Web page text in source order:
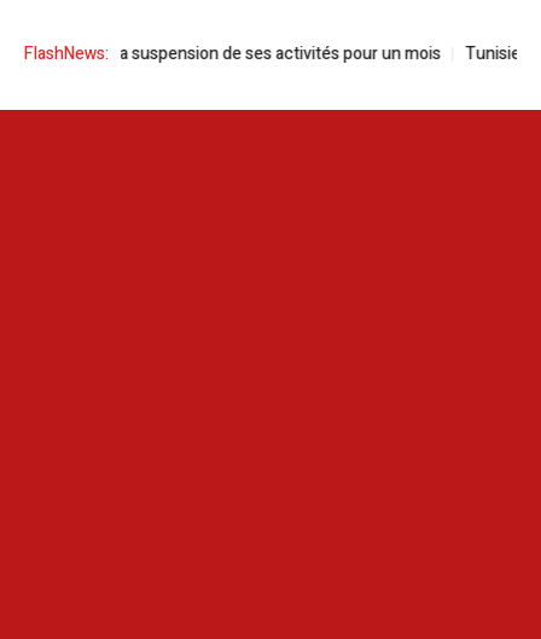
FlashNews:la suspension de ses activités pour un mois Tunisie |